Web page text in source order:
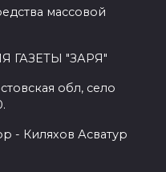
массовой
ГАЗЕТЫ "ЗАРЯ"
обл, село
- Киляхов Асватур